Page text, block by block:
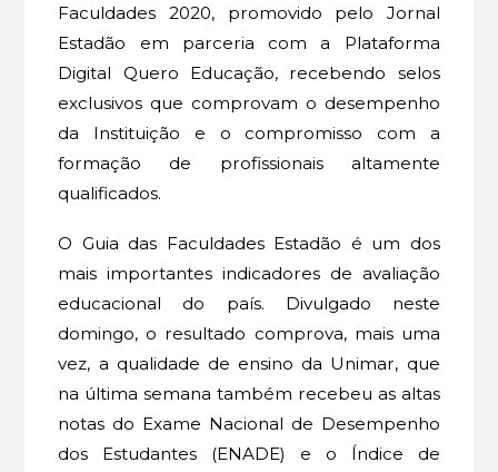
Faculdades 2020, promovido pelo Jornal
Estadão em parceria com a Plataforma
Digital Quero Educação, recebendo selos
exclusivos que comprovam o desempenho
da Instituição e o compromisso com a
formação de profissionais altamente
qualificados.
O Guia das Faculdades Estadão é um dos
mais importantes indicadores de avaliação
educacional do país. Divulgado neste
domingo, o resultado comprova, mais uma
vez, a qualidade de ensino da Unimar, que
na última semana também recebeu as altas
notas do Exame Nacional de Desempenho
dos Estudantes (ENADE) e o Índice de